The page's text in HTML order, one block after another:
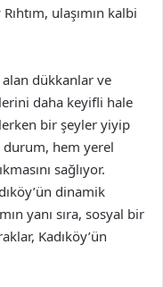
ulaşımın kalbi
dükkanlar ve
daha keyifli hale
bir şeyler yiyip
durum, hem yerel
sağlıyor.
dinamik
yanı sıra, sosyal bir
Kadıköy’ün